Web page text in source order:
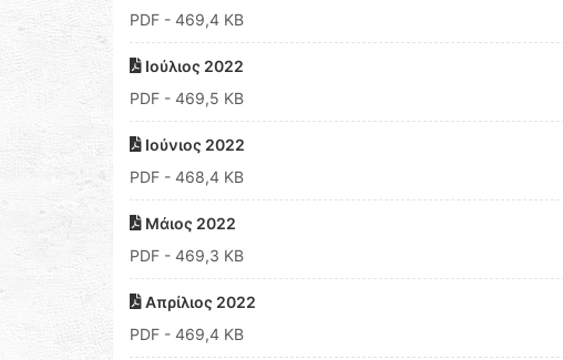
PDF - 469,4 KB
Ιούλιος 2022
PDF - 469,5 KB
Ιούνιος 2022
PDF - 468,4 KB
Μάιος 2022
PDF - 469,3 KB
Απρίλιος 2022
PDF - 469,4 KB